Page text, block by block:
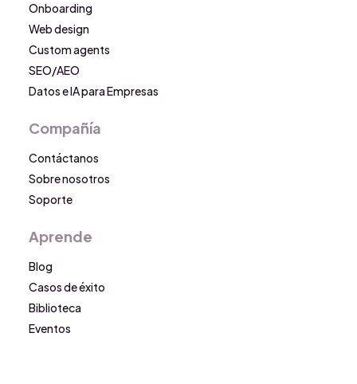
Onboarding
Web design
Custom agents
SEO/AEO
Datos e IA para Empresas
Compañía
Contáctanos
Sobre nosotros
Soporte
Aprende
Blog
Casos de éxito
Biblioteca
Eventos